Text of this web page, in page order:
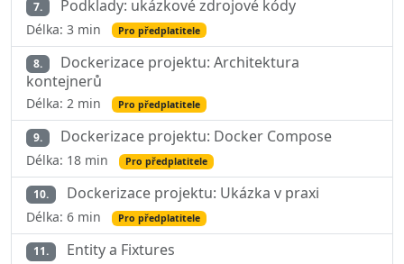
7. Podklady: ukázkové zdrojové kódy
Délka: 3 min Pro předplatitele
8.
Dockerizace projektu: Architektura
kontejnerů
Délka: 2 min Pro předplatitele
9. Dockerizace projektu: Docker Compose
Délka: 18 min Pro předplatitele
10. Dockerizace projektu: Ukázka v praxi
Délka: 6 min Pro předplatitele
11. Entity a Fixtures